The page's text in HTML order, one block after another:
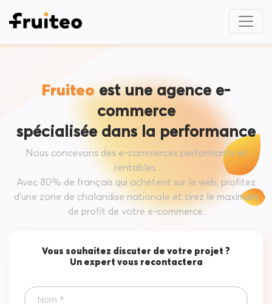
Fruiteoest une agence e-
commerce
spécialisée dans la performance
Nous concevons des e-commerces performants et
rentables.
Avec 80% de français qui achètent sur le web, profitez
d’une zone de chalandise nationale et tirez le maximum
de profit de votre e-commerce.
Vous souhaitez discuter de votre projet ?
Un expert vous recontactera